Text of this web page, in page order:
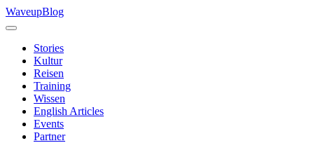
Skip
to
WaveupBlog
Stories
Kultur
Reisen
Training
Wissen
English Articles
Events
Partner